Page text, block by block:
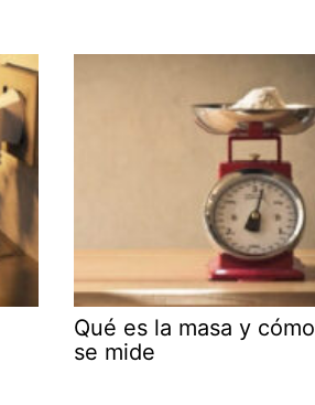
Qué es la masa y cómo
se mide